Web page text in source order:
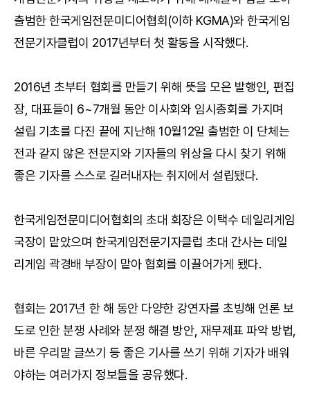
출범한 한국게임전문미디어협회(이하 KGMA)와 한국게임
전문기자클럽이 2017년부터 첫 활동을 시작했다.
2016년 초부터 협회를 만들기 위해 뜻을 모은 발행인, 편집
장, 대표들이 6~7개월 동안 이사회와 임시총회를 가지며
설립 기초를 다진 끝에 지난해 10월12일 출범한 이 단체는
전과 같지 않은 전문지와 기자들의 위상을 다시 찾기 위해
좋은 기자를 스스로 길러내자는 취지에서 설립됐다.
한국게임전문미디어협회의 초대 회장은 이택수 데일리게임
국장이 맡았으며 한국게임전문기자클럽 초대 간사는 데일
리게임 곽경배 부장이 맡아 협회를 이끌어가게 됐다.
협회는 2017년 한 해 동안 다양한 강연자를 초빙해 언론 보
도로 인한 분쟁 사례와 분쟁 해결 방안, 재무제표 파악 방법,
바른 우리말 글쓰기 등 좋은 기사를 쓰기 위해 기자가 배워
야하는 여러가지 정보들을 공유했다.